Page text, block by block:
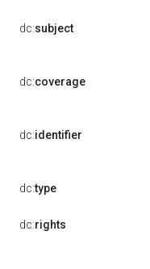
dc:subject
dc:coverage
dc:identifier
dc:type
dc:rights